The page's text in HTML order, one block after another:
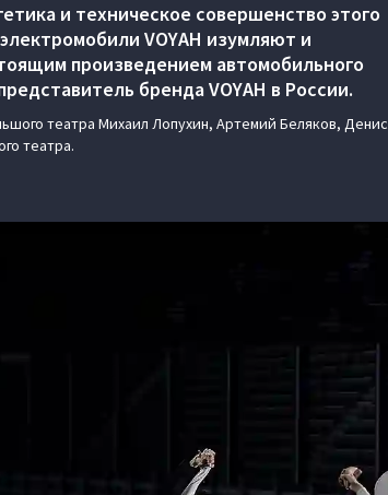
и техническое совершенство этого
VOYAH изумляют и
произведением автомобильного
бренда VOYAH в России.
театра Михаил Лопухин, Артемий Беляков, Денис
театра.